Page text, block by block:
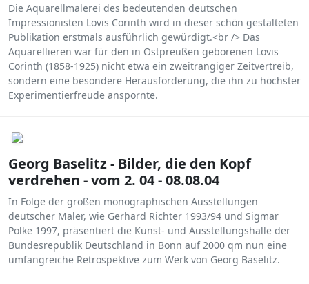
Die Aquarellmalerei des bedeutenden deutschen
Impressionisten Lovis Corinth wird in dieser schön gestalteten
Publikation erstmals ausführlich gewürdigt.<br /> Das
Aquarellieren war für den in Ostpreußen geborenen Lovis
Corinth (1858-1925) nicht etwa ein zweitrangiger Zeitvertreib,
sondern eine besondere Herausforderung, die ihn zu höchster
Experimentierfreude anspornte.
Georg Baselitz - Bilder, die den Kopf
verdrehen - vom 2. 04 - 08.08.04
In Folge der großen monographischen Ausstellungen
deutscher Maler, wie Gerhard Richter 1993/94 und Sigmar
Polke 1997, präsentiert die Kunst- und Ausstellungshalle der
Bundesrepublik Deutschland in Bonn auf 2000 qm nun eine
umfangreiche Retrospektive zum Werk von Georg Baselitz.